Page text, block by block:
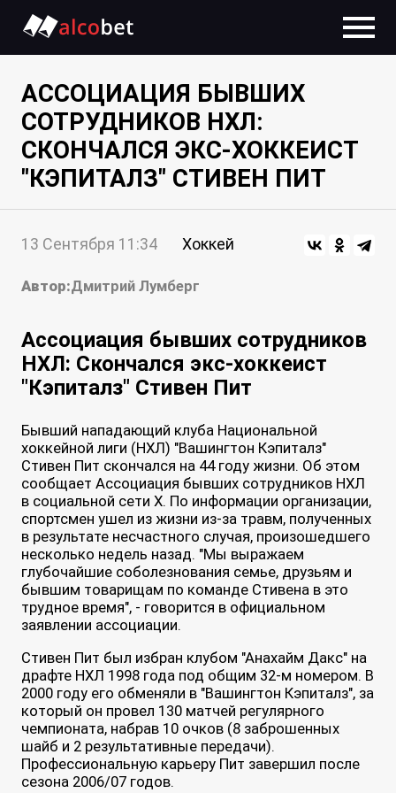
АССОЦИАЦИЯ БЫВШИХ
СОТРУДНИКОВ НХЛ:
СКОНЧАЛСЯ ЭКС-ХОККЕИСТ
"КЭПИТАЛЗ" СТИВЕН ПИТ
13 Сентября 11:34 Хоккей
Автор:Дмитрий Лумберг
Ассоциация бывших сотрудников
НХЛ: Скончался экс-хоккеист
"Кэпиталз" Стивен Пит
Бывший нападающий клуба Национальной
хоккейной лиги (НХЛ) "Вашингтон Кэпиталз"
Стивен Пит скончался на 44 году жизни. Об этом
сообщает Ассоциация бывших сотрудников НХЛ
в социальной сети X. По информации организации,
спортсмен ушел из жизни из-за травм, полученных
в результате несчастного случая, произошедшего
несколько недель назад. "Мы выражаем
глубочайшие соболезнования семье, друзьям и
бывшим товарищам по команде Стивена в это
трудное время", - говорится в официальном
заявлении ассоциации.
Стивен Пит был избран клубом "Анахайм Дакс" на
драфте НХЛ 1998 года под общим 32-м номером. В
2000 году его обменяли в "Вашингтон Кэпиталз", за
который он провел 130 матчей регулярного
чемпионата, набрав 10 очков (8 заброшенных
шайб и 2 результативные передачи).
Профессиональную карьеру Пит завершил после
сезона 2006/07 годов.